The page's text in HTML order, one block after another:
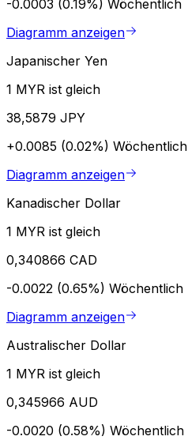
-0.0003 (0.19%) Wöchentlich
Diagramm anzeigen
Japanischer Yen
1 MYR ist gleich
38,5879 JPY
+0.0085 (0.02%) Wöchentlich
Diagramm anzeigen
Kanadischer Dollar
1 MYR ist gleich
0,340866 CAD
-0.0022 (0.65%) Wöchentlich
Diagramm anzeigen
Australischer Dollar
1 MYR ist gleich
0,345966 AUD
-0.0020 (0.58%) Wöchentlich